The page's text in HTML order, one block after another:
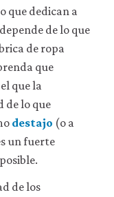
que dedican a
de lo que
de ropa
que
que la
de lo que
destajo (o a
un fuerte
de los